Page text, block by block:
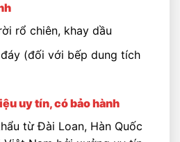
rổ chiên, khay dầu
(đối với bếp dung tích
uy tín, có bảo hành
từ Đài Loan, Hàn Quốc